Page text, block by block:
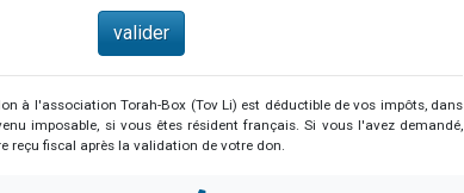
à l'association Torah-Box (Tov Li) est déductible de vos impôts, dans
imposable, si vous êtes résident français. Si vous l'avez demandé,
reçu fiscal après la validation de votre don.